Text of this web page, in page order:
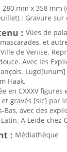
280 mm x 358 mm
; Gravure
: Vües de
et
de Venise.
Avec les
Haak.
en CXXXV figures
gravés [sic] par
Bas, avec des
A Leide chez
: Médiathèque